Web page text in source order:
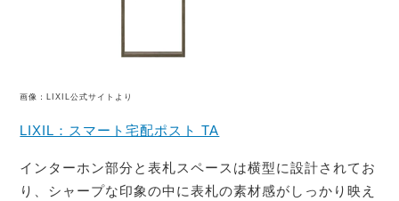
画像：LIXIL公式サイトより
LIXIL：スマート宅配ポスト TA
インターホン部分と表札スペースは横型に設計されてお
り、シャープな印象の中に表札の素材感がしっかり映え